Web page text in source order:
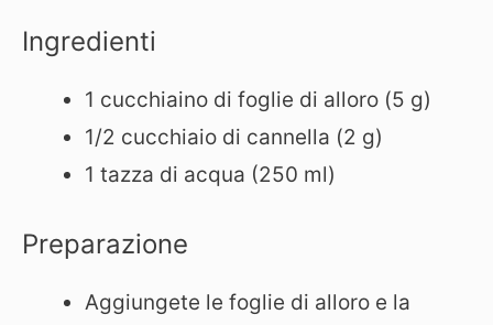
Ingredienti
1 cucchiaino di foglie di alloro (5 g)
1/2 cucchiaio di cannella (2 g)
1 tazza di acqua (250 ml)
Preparazione
Aggiungete le foglie di alloro e la